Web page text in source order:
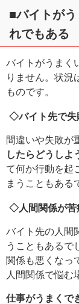
■バイトが
れでもある
バイトがうまく
りません。状況
ものです。
◇バイト先で
間違いや失敗が
したらどうしよ
て何か行動を起
まうこともある
◇人間関係が
バイト先の人間
うこともあるで
関係も悪くなっ
人間関係で悩む
仕事がうまくで